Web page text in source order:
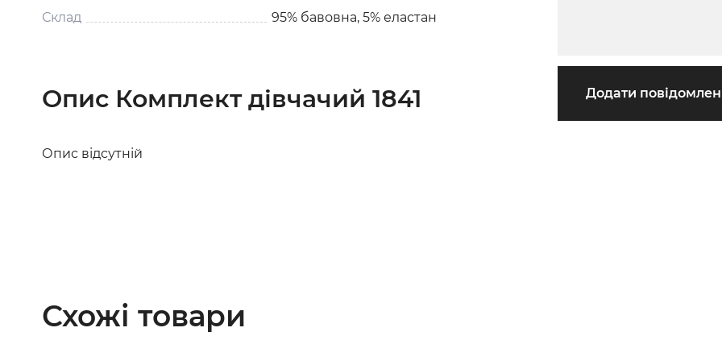
Склад 95% бавовна, 5% еластан
Опис Комплект дівчачий 1841
Опис відсутній
Додати
Схожі товари